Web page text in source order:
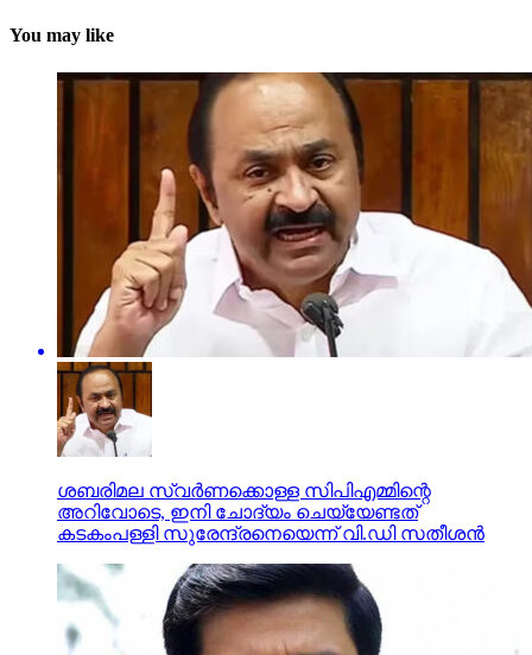
You may like
ശബരിമല സ്വര്‍ണക്കൊള്ള സിപിഎമ്മിന്റെ
അറിവോടെ, ഇനി ചോദ്യം ചെയ്യേണ്ടത്
കടകംപള്ളി സുരേന്ദ്രനെയെന്ന് വി.ഡി സതീശന്‍